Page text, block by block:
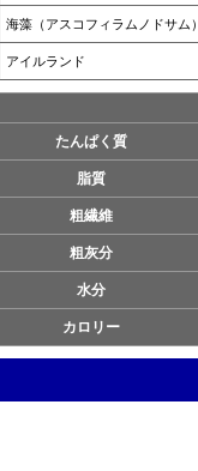
海藻（アスコフィラムノドサム）
アイルランド
たんぱく質
脂質
粗繊維
粗灰分
水分
カロリー